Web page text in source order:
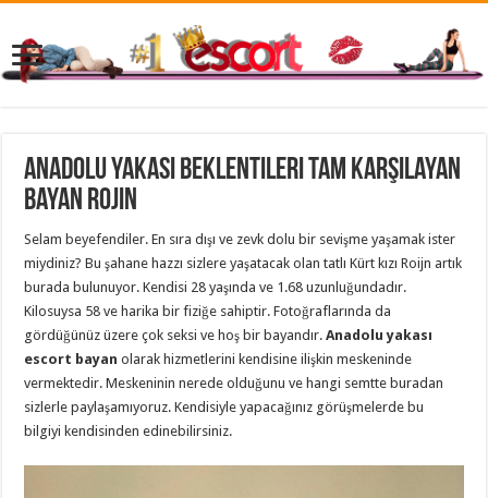
Anadolu Yakası Beklentileri Tam Karşılayan
Bayan Rojin
Selam beyefendiler. En sıra dışı ve zevk dolu bir sevişme yaşamak ister
miydiniz? Bu şahane hazzı sizlere yaşatacak olan tatlı Kürt kızı Roijn artık
burada bulunuyor. Kendisi 28 yaşında ve 1.68 uzunluğundadır.
Kilosuysa 58 ve harika bir fiziğe sahiptir. Fotoğraflarında da
gördüğünüz üzere çok seksi ve hoş bir bayandır.Anadolu yakası
escort bayan olarak hizmetlerini kendisine ilişkin meskeninde
vermektedir. Meskeninin nerede olduğunu ve hangi semtte buradan
sizlerle paylaşamıyoruz. Kendisiyle yapacağınız görüşmelerde bu
bilgiyi kendisinden edinebilirsiniz.